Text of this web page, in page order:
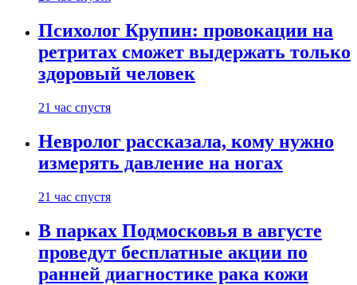
Психолог Крупин: провокации на
ретритах сможет выдержать только
здоровый человек
21 час спустя
Невролог рассказала, кому нужно
измерять давление на ногах
21 час спустя
В парках Подмосковья в августе
проведут бесплатные акции по
ранней диагностике рака кожи